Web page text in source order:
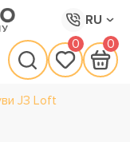
RU
0 0
J3 Loft